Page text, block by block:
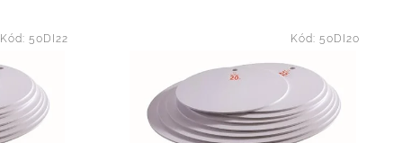
Kód: 50DI22 Kód: 50DI20